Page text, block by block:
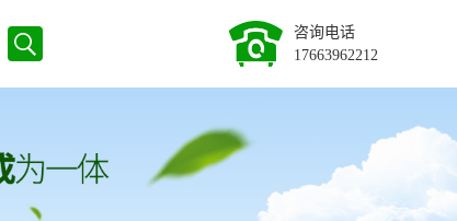
咨询电话
17663962212